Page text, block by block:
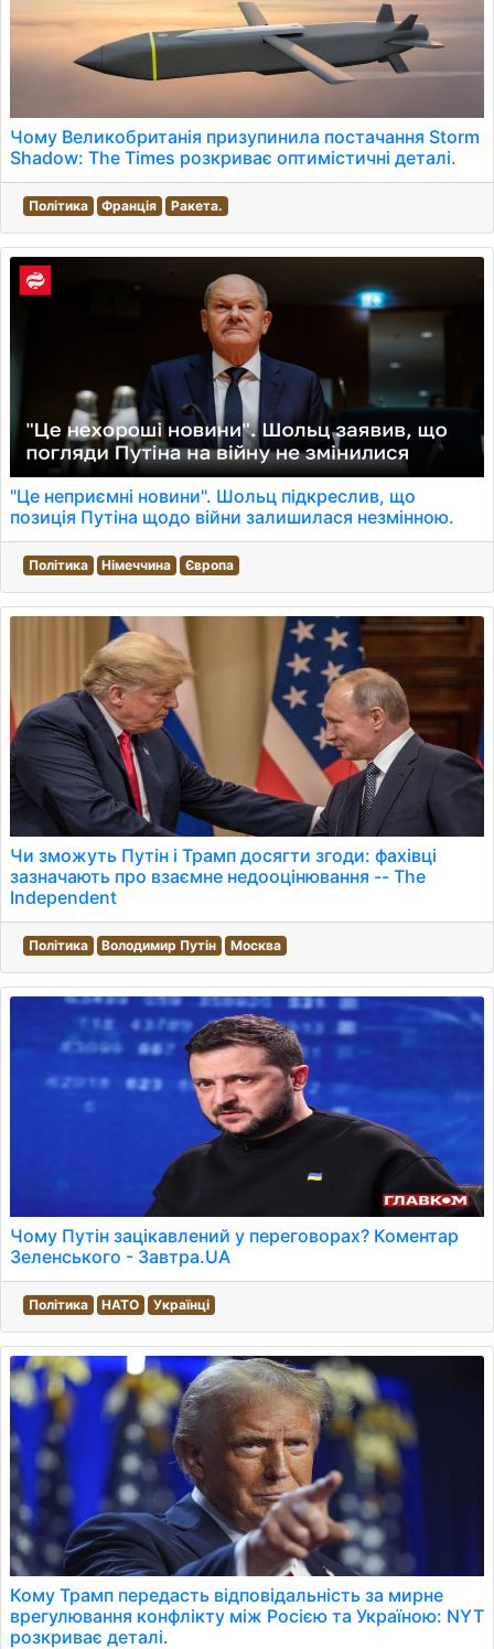
Чому Великобританія призупинила постачання Storm
Shadow: The Times розкриває оптимістичні деталі.
Політика Франція Ракета.
"Це неприємні новини". Шольц підкреслив, що
позиція Путіна щодо війни залишилася незмінною.
Політика Німеччина Європа
Чи зможуть Путін і Трамп досягти згоди: фахівці
зазначають про взаємне недооцінювання -- The
Independent
Політика Володимир Путін Москва
Чому Путін зацікавлений у переговорах? Коментар
Зеленського - Завтра.UA
Політика НАТО Українці
Кому Трамп передасть відповідальність за мирне
врегулювання конфлікту між Росією та Україною: NYT
розкриває деталі.